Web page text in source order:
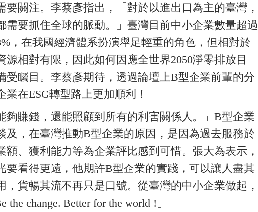
要關注。李蔡彥指出，「對於以進出口為主的臺灣，
需要抓住全球的脈動。」臺灣目前中小企業數量超過
，在我國經濟體系扮演舉足輕重的角色，但相對於
源相對有限，因此如何因應全世界2050淨零排放目
受矚目。李蔡彥期待，透過論壇上B型企業前輩的分
在ESG轉型路上更加順利！
夠賺錢，還能照顧到所有的利害關係人。」B型企業
及，在臺灣推動B型企業的原因，是因為過去服務於
額、獲利能力等為企業評比感到可惜。張大為表示，
要看得更遠，他期許B型企業的實踐，可以讓人盡其
，貨暢其流不再只是口號。從臺灣的中小企業做起，
change. Better for the world !」